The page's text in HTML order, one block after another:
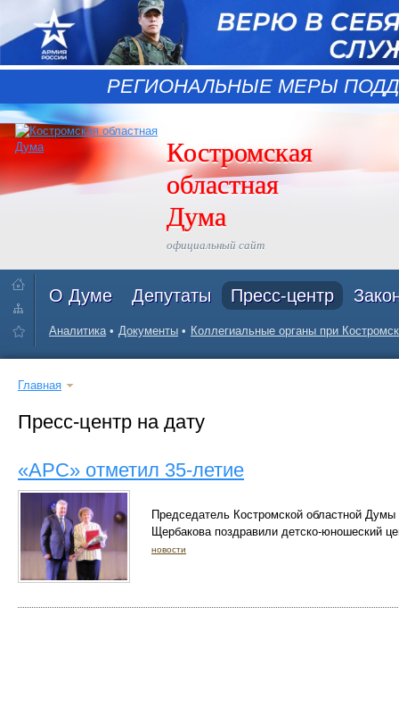
РЕГИОНАЛЬНЫЕ МЕРЫ
Костромская
областная
Дума
официальный сайт
О Думе Депутаты Пресс-центр
Аналитика Документы Коллегиальные органы при
Главная
Пресс-центр на дату
«АРС» отметил 35-летие
Председатель Костромской областной
Щербакова поздравили детско-юношеский
новости